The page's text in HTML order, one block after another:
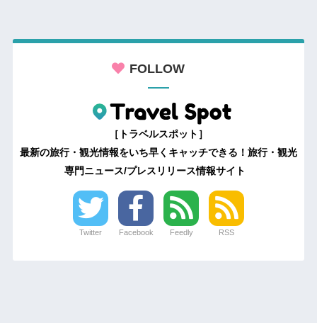
FOLLOW
［トラベルスポット］
最新の旅行・観光情報をいち早くキャッチできる！旅行・観光
専門ニュース/プレスリリース情報サイト
Twitter Facebook Feedly RSS